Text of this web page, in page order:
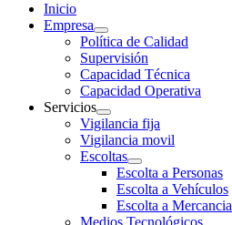
Inicio
Empresa
Política de Calidad
Supervisión
Capacidad Técnica
Capacidad Operativa
Servicios
Vigilancia fija
Vigilancia movil
Escoltas
Escolta a Personas
Escolta a Vehículos
Escolta a Mercancia
Medios Tecnológicos